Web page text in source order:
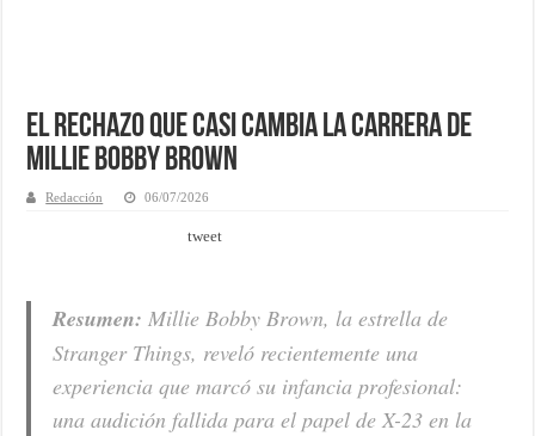
El rechazo que casi cambia la carrera de
Millie Bobby Brown
Redacción 06/07/2026
tweet
Resumen: Millie Bobby Brown, la estrella de
Stranger Things, reveló recientemente una
experiencia que marcó su infancia profesional:
una audición fallida para el papel de X-23 en la